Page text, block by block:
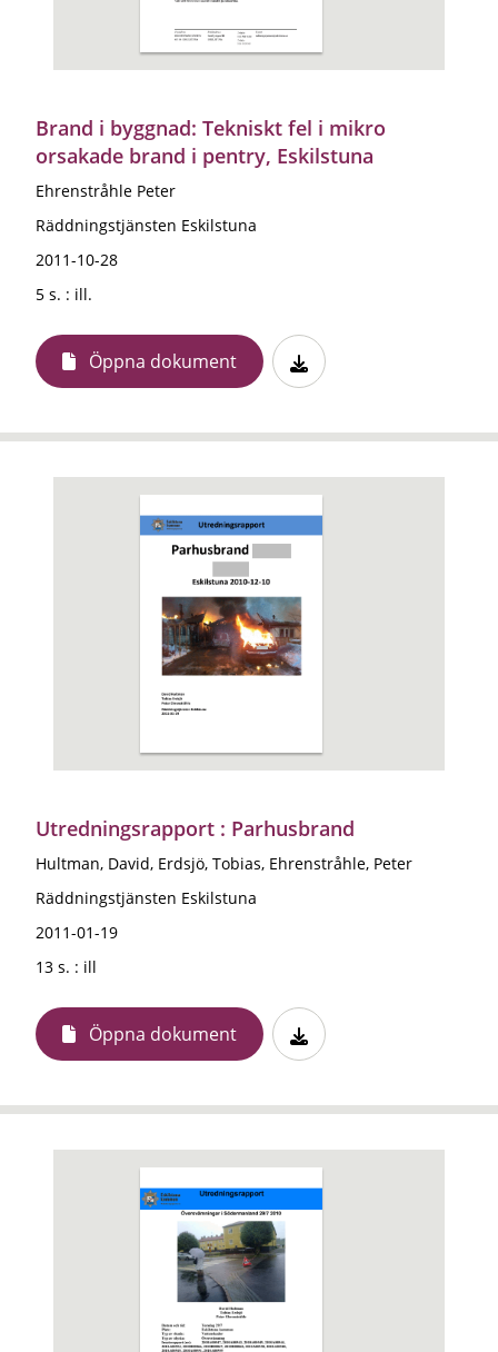
Brand i byggnad: Tekniskt fel i mikro
orsakade brand i pentry, Eskilstuna
Ehrenstråhle Peter
Räddningstjänsten Eskilstuna
2011-10-28
5 s. : ill.
Öppna dokument
Utredningsrapport : Parhusbrand
Hultman, David, Erdsjö, Tobias, Ehrenstråhle, Peter
Räddningstjänsten Eskilstuna
2011-01-19
13 s. : ill
Öppna dokument